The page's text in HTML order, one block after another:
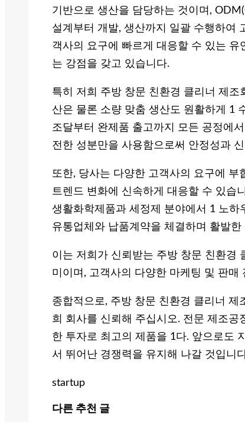
기반으로 생산을 담당하는 것이며,
설계부터 개발, 생산까지 일괄 수행하여
객사의 요구에 빠르게 대응할 수 있는
는 강점을 갖고 있습니다.
특히 저희 주방 창문 친환경 클리너 제
산은 물론 소량 맞춤 생산도 원활하게 1
조달부터 완제품 출고까지 모든 공정에
전한 성분만을 사용함으로써 안정성과
또한, 당사는 다양한 고객사의 요구에
트렌드 변화에 신속하게 대응할 수 있습
생활화학제품과 세정제 분야에서 1 노하
유통업체와 납품계약을 체결하며 활발
이는 저희가 신뢰받는 주방 창문 친환경
미이며, 고객사의 다양한 마케팅 및 판
종합적으로, 주방 창문 친환경 클리너
희 회사를 신뢰해 주십시오. 전문 제조공
한 투자로 최고의 제품을 1다. 앞으로도
서 뛰어난 경쟁력을 유지해 나갈 것입니
startup
다른 추천 글